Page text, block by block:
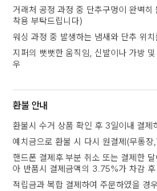
거래처 공정 과정 중 단추구멍이 완벽
착용 부탁드립니다)
워싱 과정 중 발생하는 냄새와 단추 위
지퍼의 뻣뻣한 움직임, 신발이나 가방
우
환불 안내
환불시 수거 상품 확인 후 3일이내 결제
예치금으로 환불 시 다시 원결제(무통
핸드폰 결제후 부분 취소 또는 결제한
아 반품시 결제금액의 3.75%가 차감 후
적립금과 복합 결제하여 주문하였을 경